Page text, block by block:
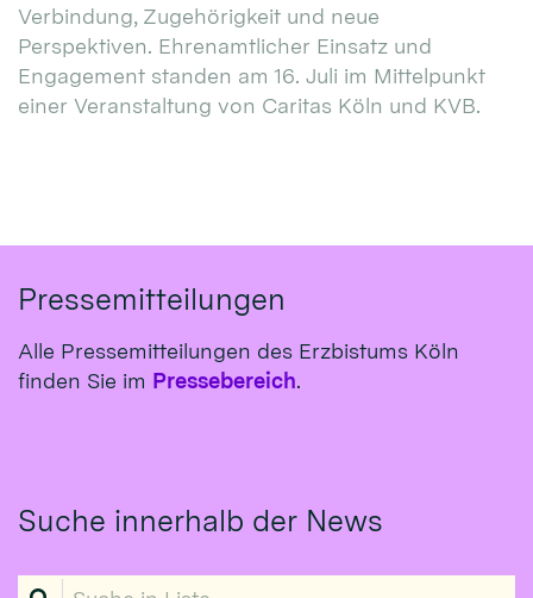
Verbindung, Zugehörigkeit und neue
Perspektiven. Ehrenamtlicher Einsatz und
Engagement standen am 16. Juli im Mittelpunkt
einer Veranstaltung von Caritas Köln und KVB.
Pressemitteilungen
Alle Pressemitteilungen des Erzbistums Köln
finden Sie im Pressebereich.
Suche innerhalb der News
Suche in Liste